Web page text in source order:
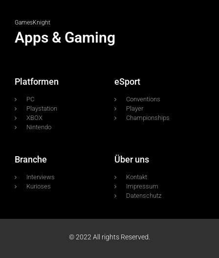
GamesKnight
Apps & Gaming
Platformen
PC
Playstation
XBOX
Nintendo
eSport
Conventions
Player
Championships
Branche
Interviews
Kurioses
Über uns
Kontakt
Impressum
Datenschutz
© 2022 All rights Reserved.